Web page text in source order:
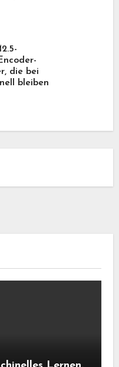
die bei
bleiben